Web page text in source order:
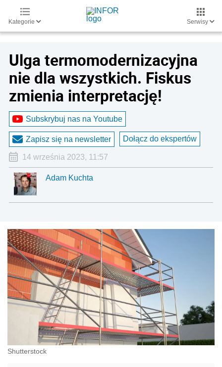
Kategorie Serwisy
Ulga termomodernizacyjna
nie dla wszystkich. Fiskus
zmienia interpretację!
Subskrybuj nas na Youtube
Zapisz się na newsletter Dołącz do ekspertów
14 września 2023, 11:57
Adam Kuchta
Shutterstock